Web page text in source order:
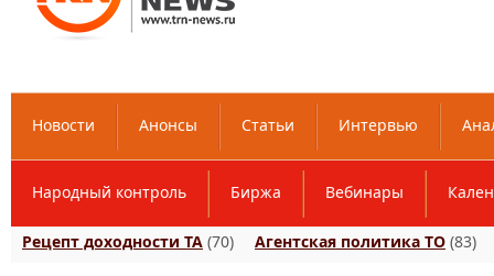
Новости Анонсы Статьи Интервью
Народный контроль Биржа Вебинары
Рецепт доходности ТА (70) Агентская политика ТО (83)